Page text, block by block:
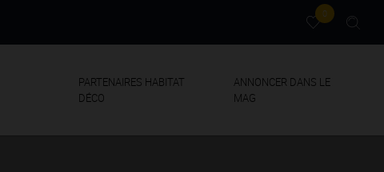
0
PARTENAIRES HABITAT
DÉCO
ANNONCER DANS LE
MAG